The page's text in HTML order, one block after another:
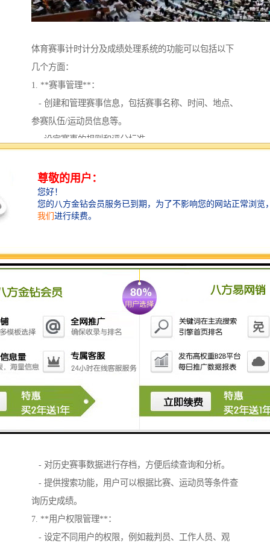
体育赛事计时计分及成绩处理系统的功能可以包括以下
几个方面：
1. **赛事管理**：
- 创建和管理赛事信息，包括赛事名称、时间、地点、
参赛队伍/运动员信息等。
- 设定赛事的规则和评分标准。
- 自动计时，提供的计时功能，适用于体育项目。
- 支持手动计时，以备自动系统故障时使用。
3. **自动计分功能**：
- 支持多种计分规则的设置，如篮球、足球、田径等不
4. **成绩记录与管理**：
- 记录每场比赛的成绩，包括每位运动员的分数、名次
和用时等。
- 提供成绩的导出和统计分析功能，便于后续使用和分
析。
5. **结果公示**：
- 实时显示比赛结果，包括、名次和其他相关信息。
- 支持通过网站或移动端进行结果的实时更新和公示。
- 对历史赛事数据进行存档，方便后续查询和分析。
- 提供搜索功能，用户可以根据比赛、运动员等条件查
询历史成绩。
7. **用户权限管理**：
- 设定不同用户的权限，例如裁判员、工作人员、观